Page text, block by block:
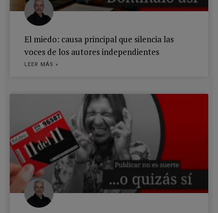
El miedo: causa principal que silencia las
voces de los autores independientes
LEER MÁS »